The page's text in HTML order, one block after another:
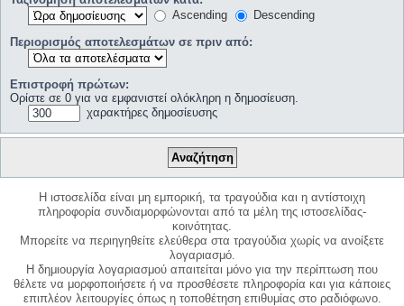
Ascending
Descending
Περιορισμός αποτελεσμάτων σε πριν από:
Επιστροφή πρώτων:
Ορίστε σε 0 για να εμφανιστεί ολόκληρη η δημοσίευση.
χαρακτήρες δημοσίευσης
Η ιστοσελίδα είναι μη εμπορική, τα τραγούδια και η αντίστοιχη
πληροφορία συνδιαμορφώνονται από τα μέλη της ιστοσελίδας-
κοινότητας.
Μπορείτε να περιηγηθείτε ελεύθερα στα τραγούδια χωρίς να ανοίξετε
λογαριασμό.
Η δημιουργία λογαριασμού απαιτείται μόνο για την περίπτωση που
θέλετε να μορφοποιήσετε ή να προσθέσετε πληροφορία και για κάποιες
επιπλέον λειτουργίες όπως η τοποθέτηση επιθυμίας στο ραδιόφωνο.